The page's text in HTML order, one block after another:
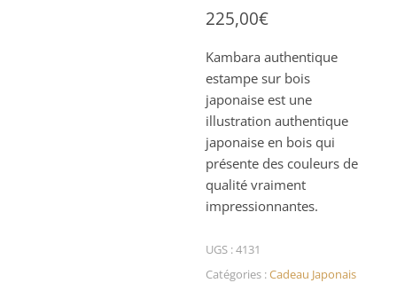
225,00€
Kambara authentique
estampe sur bois
japonaise est une
illustration authentique
japonaise en bois qui
présente des couleurs de
qualité vraiment
impressionnantes.
UGS :4131
Catégories :Cadeau Japonais